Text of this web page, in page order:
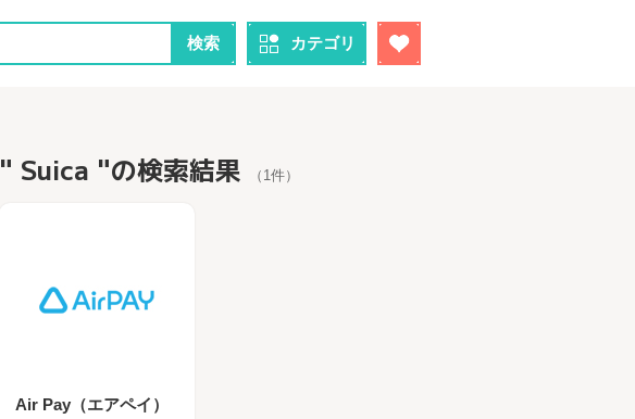
検索 カテゴリ
" Suica "の検索結果 （1件）
Air Pay（エアペイ）